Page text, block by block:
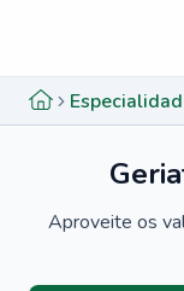
Aproveite os